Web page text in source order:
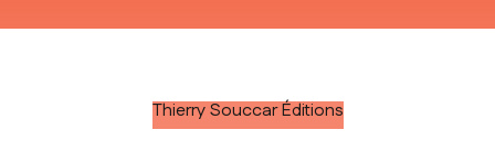
Thierry Souccar Éditions